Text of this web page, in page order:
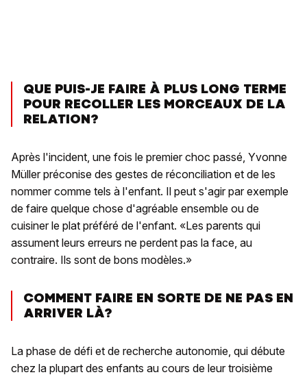
QUE PUIS-JE FAIRE À PLUS LONG TERME
POUR RECOLLER LES MORCEAUX DE LA
RELATION?
Après l'incident, une fois le premier choc passé, Yvonne
Müller préconise des gestes de réconciliation et de les
nommer comme tels à l'enfant. Il peut s'agir par exemple
de faire quelque chose d'agréable ensemble ou de
cuisiner le plat préféré de l'enfant. «Les parents qui
assument leurs erreurs ne perdent pas la face, au
contraire. Ils sont de bons modèles.»
COMMENT FAIRE EN SORTE DE NE PAS EN
ARRIVER LÀ?
La phase de défi et de recherche autonomie, qui débute
chez la plupart des enfants au cours de leur troisième